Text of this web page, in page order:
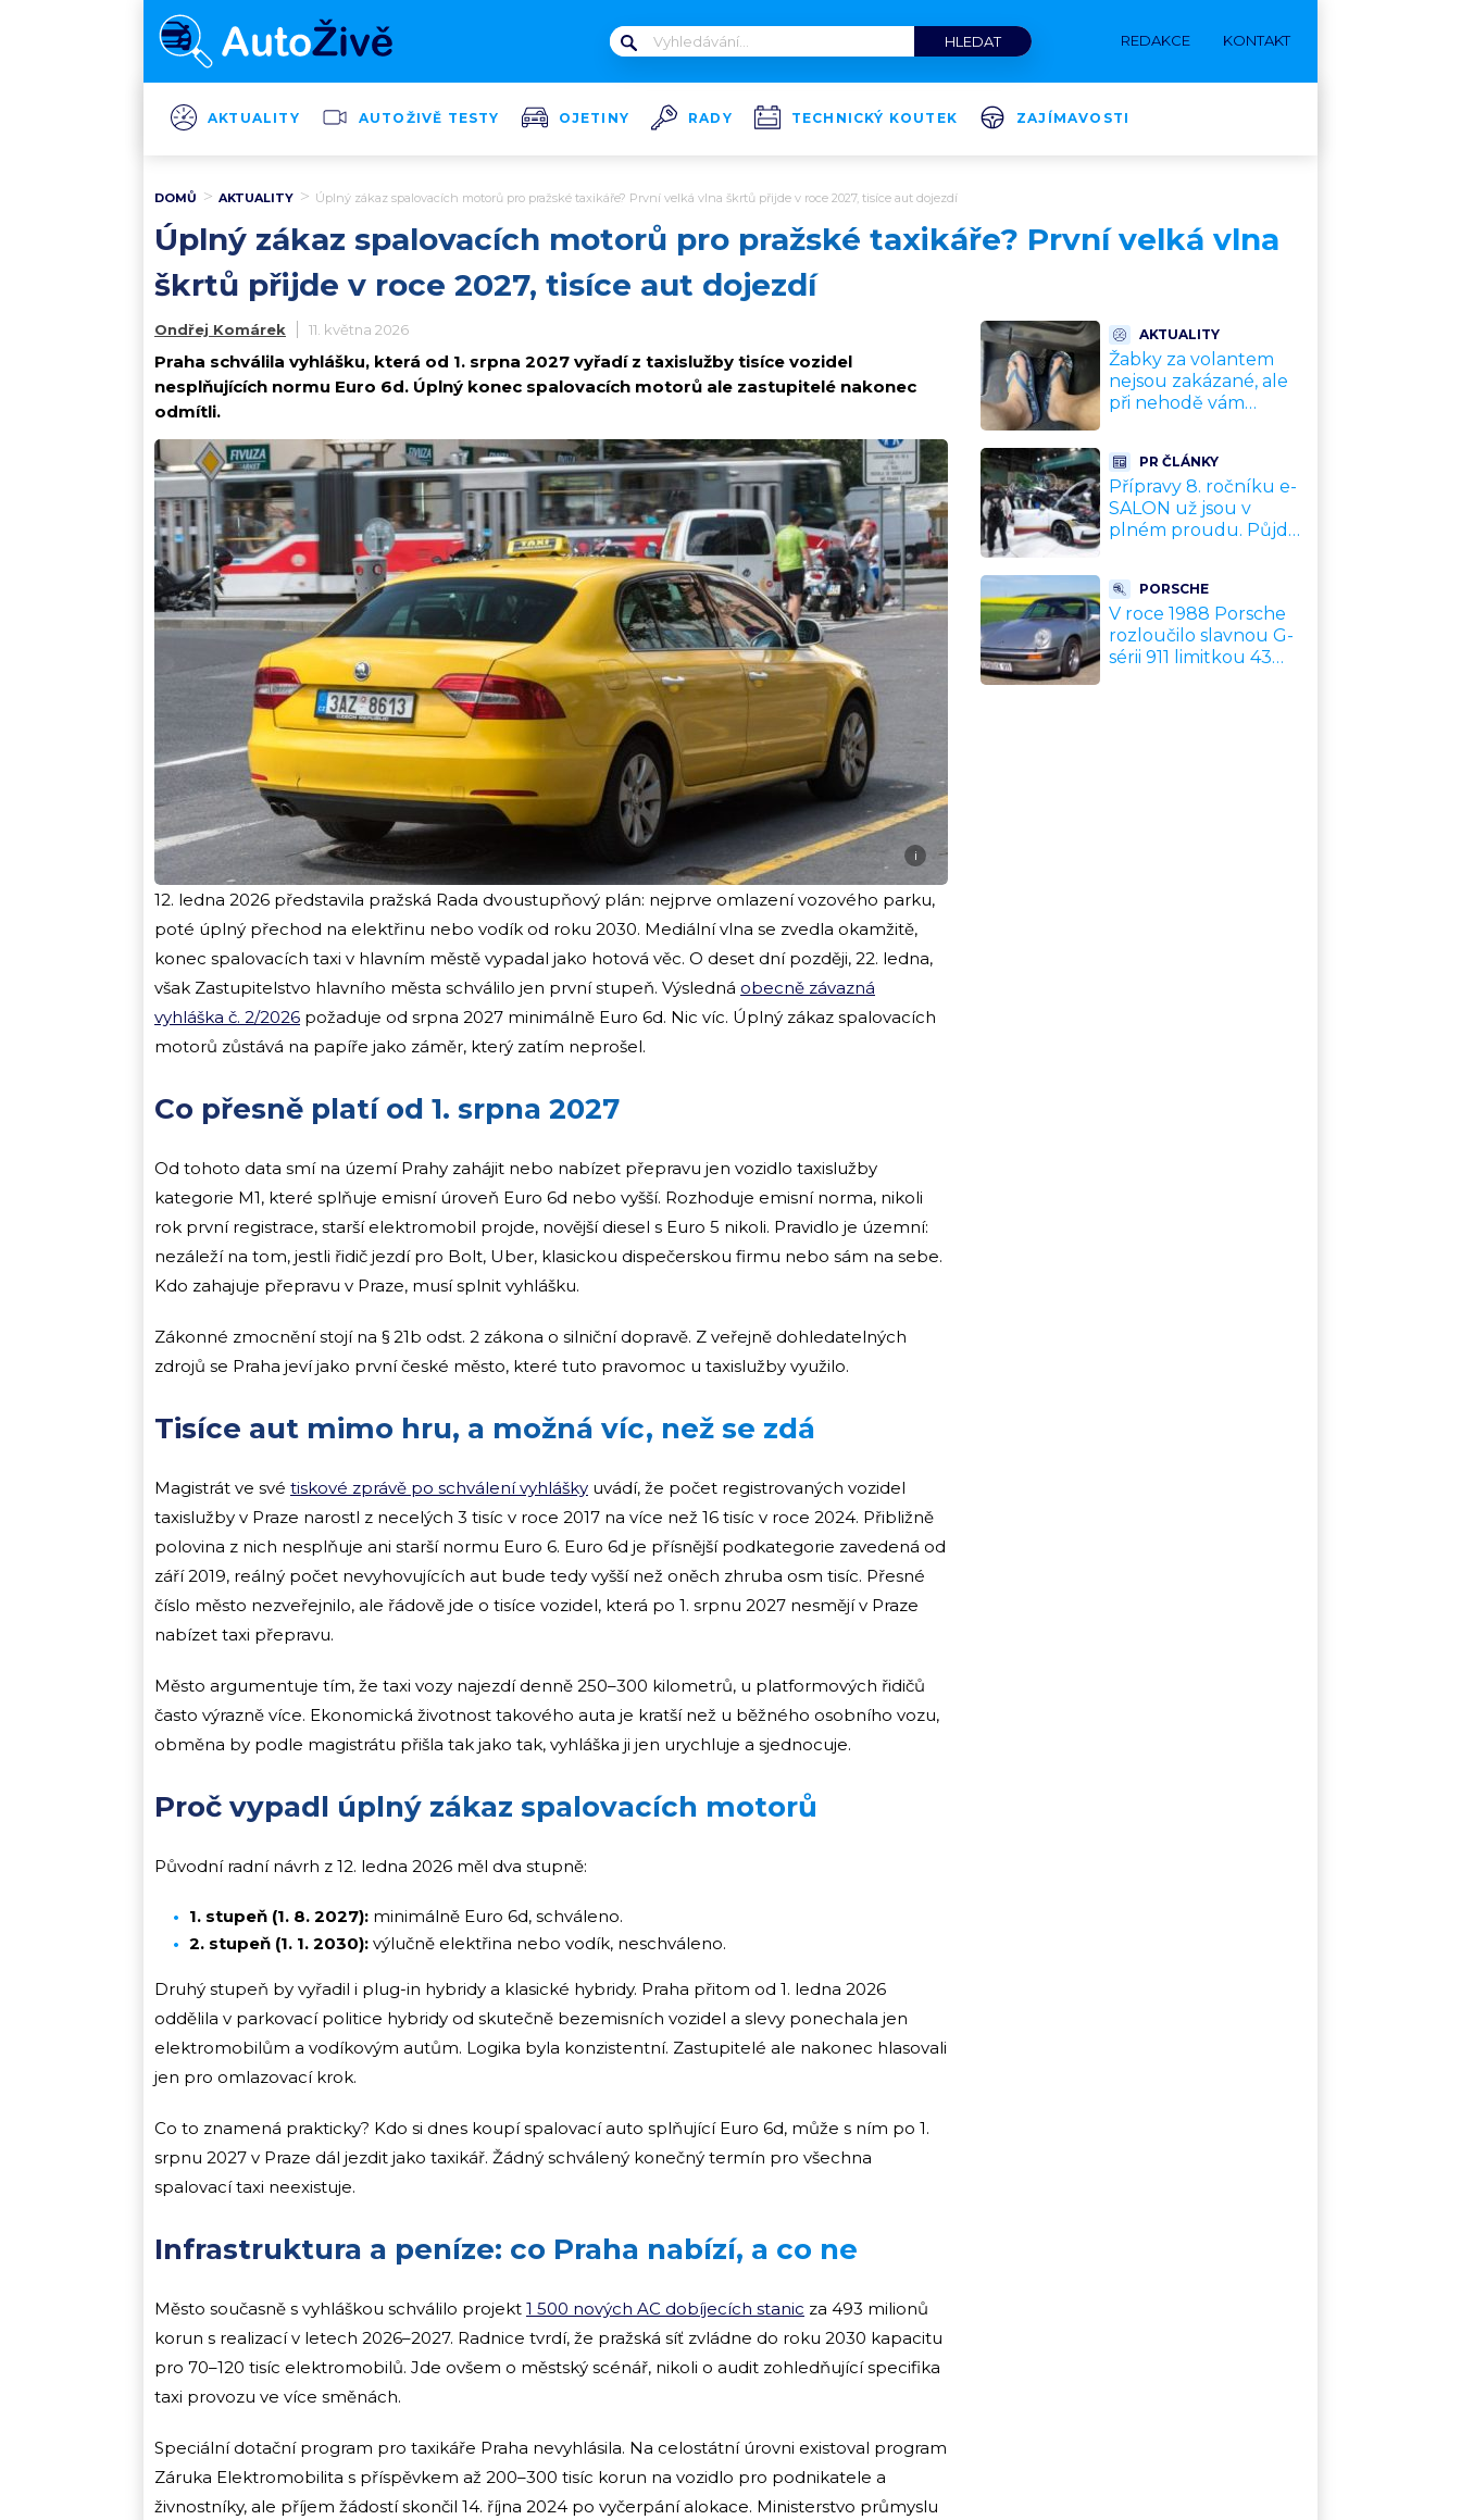
REDAKCE KONTAKT
AKTUALITY AUTOŽIVĚ TESTY OJETINY RADY TECHNICKÝ KOUTEK ZAJÍMAVOSTI
DOMŮ AKTUALITY Úplný zákaz spalovacích motorů pro pražské taxikáře? První velká vlna škrtů přijde v roce 2027, tisíce aut dojezdí
Úplný zákaz spalovacích motorů pro pražské taxikáře? První velká vlna
škrtů přijde v roce 2027, tisíce aut dojezdí
Ondřej Komárek 11. května 2026
Praha schválila vyhlášku, která od 1. srpna 2027 vyřadí z taxislužby tisíce vozidel
nesplňujících normu Euro 6d. Úplný konec spalovacích motorů ale zastupitelé nakonec
odmítli.
i
12. ledna 2026 představila pražská Rada dvoustupňový plán: nejprve omlazení vozového parku,
poté úplný přechod na elektřinu nebo vodík od roku 2030. Mediální vlna se zvedla okamžitě,
konec spalovacích taxi v hlavním městě vypadal jako hotová věc. O deset dní později, 22. ledna,
však Zastupitelstvo hlavního města schválilo jen první stupeň. Výsledná obecně závazná
vyhláška č. 2/2026 požaduje od srpna 2027 minimálně Euro 6d. Nic víc. Úplný zákaz spalovacích
motorů zůstává na papíře jako záměr, který zatím neprošel.
Co přesně platí od 1. srpna 2027
Od tohoto data smí na území Prahy zahájit nebo nabízet přepravu jen vozidlo taxislužby
kategorie M1, které splňuje emisní úroveň Euro 6d nebo vyšší. Rozhoduje emisní norma, nikoli
rok první registrace, starší elektromobil projde, novější diesel s Euro 5 nikoli. Pravidlo je územní:
nezáleží na tom, jestli řidič jezdí pro Bolt, Uber, klasickou dispečerskou firmu nebo sám na sebe.
Kdo zahajuje přepravu v Praze, musí splnit vyhlášku.
Zákonné zmocnění stojí na § 21b odst. 2 zákona o silniční dopravě. Z veřejně dohledatelných
zdrojů se Praha jeví jako první české město, které tuto pravomoc u taxislužby využilo.
Tisíce aut mimo hru, a možná víc, než se zdá
Magistrát ve své tiskové zprávě po schválení vyhlášky uvádí, že počet registrovaných vozidel
taxislužby v Praze narostl z necelých 3 tisíc v roce 2017 na více než 16 tisíc v roce 2024. Přibližně
polovina z nich nesplňuje ani starší normu Euro 6. Euro 6d je přísnější podkategorie zavedená od
září 2019, reálný počet nevyhovujících aut bude tedy vyšší než oněch zhruba osm tisíc. Přesné
číslo město nezveřejnilo, ale řádově jde o tisíce vozidel, která po 1. srpnu 2027 nesmějí v Praze
nabízet taxi přepravu.
Město argumentuje tím, že taxi vozy najezdí denně 250–300 kilometrů, u platformových řidičů
často výrazně více. Ekonomická životnost takového auta je kratší než u běžného osobního vozu,
obměna by podle magistrátu přišla tak jako tak, vyhláška ji jen urychluje a sjednocuje.
Proč vypadl úplný zákaz spalovacích motorů
Původní radní návrh z 12. ledna 2026 měl dva stupně:
1. stupeň (1. 8. 2027): minimálně Euro 6d, schváleno.
2. stupeň (1. 1. 2030): výlučně elektřina nebo vodík, neschváleno.
Druhý stupeň by vyřadil i plug-in hybridy a klasické hybridy. Praha přitom od 1. ledna 2026
oddělila v parkovací politice hybridy od skutečně bezemisních vozidel a slevy ponechala jen
elektromobilům a vodíkovým autům. Logika byla konzistentní. Zastupitelé ale nakonec hlasovali
jen pro omlazovací krok.
Co to znamená prakticky? Kdo si dnes koupí spalovací auto splňující Euro 6d, může s ním po 1.
srpnu 2027 v Praze dál jezdit jako taxikář. Žádný schválený konečný termín pro všechna
spalovací taxi neexistuje.
Infrastruktura a peníze: co Praha nabízí, a co ne
Město současně s vyhláškou schválilo projekt 1 500 nových AC dobíjecích stanic za 493 milionů
korun s realizací v letech 2026–2027. Radnice tvrdí, že pražská síť zvládne do roku 2030 kapacitu
pro 70–120 tisíc elektromobilů. Jde ovšem o městský scénář, nikoli o audit zohledňující specifika
taxi provozu ve více směnách.
Speciální dotační program pro taxikáře Praha nevyhlásila. Na celostátní úrovni existoval program
Záruka Elektromobilita s příspěvkem až 200–300 tisíc korun na vozidlo pro podnikatele a
živnostníky, ale příjem žádostí skončil 14. října 2024 po vyčerpání alokace. Ministerstvo průmyslu
AKTUALITY
Žabky za volantem
nejsou zakázané, ale
při nehodě vám
Vysvětlíme proč
PR ČLÁNKY
Přípravy 8. ročníku e-
SALON už jsou v
plném proudu. Půjde
historiiPORSCHE
V roce 1988 Porsche
rozloučilo slavnou G-
sérii 911 limitkou 43